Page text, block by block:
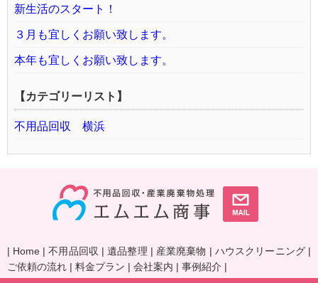
新生活のスタート！
３月も宜しくお願い致します。
本年も宜しくお願い致します。
【カテゴリーリスト】
不用品回収 横浜
| Home |不用品回収 |遺品整理 | 産業廃棄物 | ハウスクリーニング|
ご依頼の流れ | 料金プラン | 会社案内 | 事例紹介 |